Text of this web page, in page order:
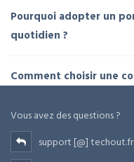
Pourquoi adopter un
quotidien ?
Comment choisir une
Vous avez des questions ?
support [@] techout.fr